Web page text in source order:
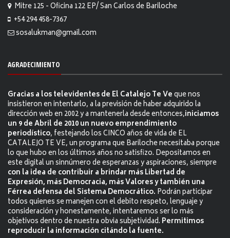
Mitre 125 - Oficina 122 EP/ San Carlos de Bariloche
+54 294 458-7367
sosalukman@gmail.com
AGRADECIMIENTO
Gracias a los televidentes de El Catalejo Te Veque nos
insistieron en intentarlo, a la previsión de haber adquirido la
dirección web en 2002 y a mantenerla desde entonces,iniciamos
un 9 de Abril de 2010 un nuevo emprendimiento
periodístico, festejando los CINCO años de vida de EL
CATALEJO TE VE, un programa que Bariloche necesitaba porque
lo que hubo en los últimos años no satisfizo. Depositamos en
este digital un sinnúmero de esperanzas y aspiraciones, siempre
con la idea de contribuir a brindar más Libertad de
Expresión, más Democracia, más Valores y también una
Férrea defensa del Sistema Democrático. Podrán participar
todos quienes se manejen con el debito respeto, lenguaje y
consideración y honestamente, intentaremos ser lo más
objetivos dentro de nuestra obvia subjetividad. Permitimos
reproducir la información citándo la fuente.